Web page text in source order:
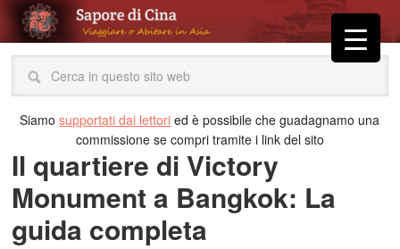
Siamosupportati dai lettori ed è possibile che guadagnamo una
commissione se compri tramite i link del sito
Il quartiere di Victory
Monument a Bangkok: La
guida completa